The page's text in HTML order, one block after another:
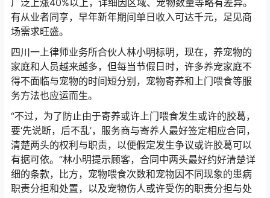
流行起来，在闲鱼、小红书等途径查找相关服务，能找到
许多供给上门喂食、收拾、随同服务的个人和商户。记者
广泛上涨40%以上，详细因区域、宠物数量等略有差异。
有从业者同享，早年新年期间单日收入可达千元，足见商
场需求旺盛。
家庭和人员越来越多，但每当节假日时，许多养宠家庭不
得不面临与宠物的时间短分别，宠物寄养和上门喂食等服
务方法也应运而生。
“不过，为了防止由于寄养或许上门喂食发生或许的胶葛，
要‘先说断，后不乱’，服务商与寄养人最好签定相应合同，